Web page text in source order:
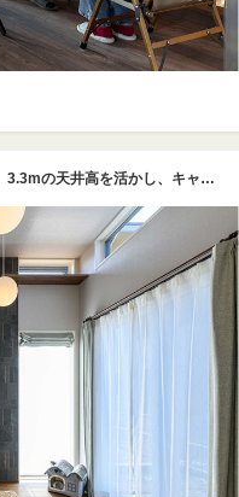
黒いアクセントクロスが印象的なリビング。3.3mの天井高を活かし、キャットウォークで２階の寝室へつながる猫の動線を作っている。高窓から外の景色が見える位置が猫の特等席